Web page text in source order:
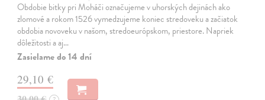
Obdobie bitky pri Moháči označujeme v uhorských dejinách ako
zlomové a rokom 1526 vymedzujeme koniec stredoveku a začiatok
obdobia novoveku v našom, stredoeurópskom, priestore. Napriek
dôležitosti a aj…
Zasielame do 14 dní
29,10 €